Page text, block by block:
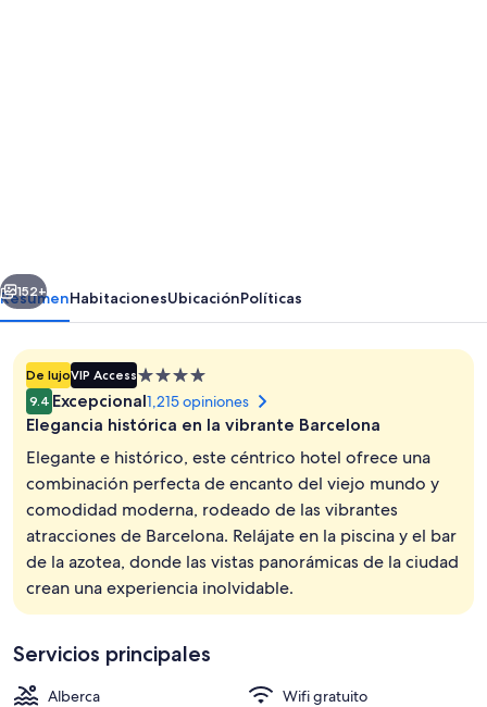
Diseño del edificio
Siguiente
152+
ResumenHabitacionesUbicaciónPolíticas
De lujoVIP AccessPropiedad
de
4.0
9.4 Excepcional1,215 opiniones
Elegancia histórica en la vibrante Barcelona
Elegante e histórico, este céntrico hotel ofrece una
combinación perfecta de encanto del viejo mundo y
comodidad moderna, rodeado de las vibrantes
atracciones de Barcelona. Relájate en la piscina y el bar
de la azotea, donde las vistas panorámicas de la ciudad
crean una experiencia inolvidable.
Servicios principales
Alberca
Wifi gratuito